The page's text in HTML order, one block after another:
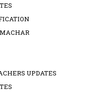
UPDATES